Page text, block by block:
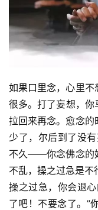
如果口里念，心里不
很多。打了妄想，
拉回来再念。愈念
少了，尔后到了没
不久——你念佛念的
不乱，操之过急是不
操之过急，你会退
了吧！不要念了。”